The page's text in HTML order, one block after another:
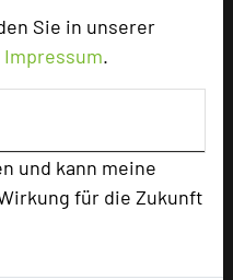
Sie in unserer
Impressum.
und kann meine
für die Zukunft
in den
Portal aufgerufen.